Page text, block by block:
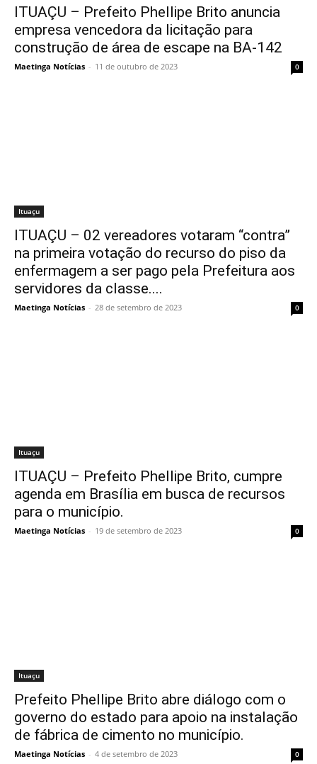
ITUAÇU – Prefeito Phellipe Brito anuncia
empresa vencedora da licitação para
construção de área de escape na BA-142
Maetinga Notícias - 11 de outubro de 2023 0
Ituaçu
ITUAÇU – 02 vereadores votaram “contra”
na primeira votação do recurso do piso da
enfermagem a ser pago pela Prefeitura aos
servidores da classe....
Maetinga Notícias - 28 de setembro de 2023 0
Ituaçu
ITUAÇU – Prefeito Phellipe Brito, cumpre
agenda em Brasília em busca de recursos
para o município.
Maetinga Notícias - 19 de setembro de 2023 0
Ituaçu
Prefeito Phellipe Brito abre diálogo com o
governo do estado para apoio na instalação
de fábrica de cimento no município.
Maetinga Notícias - 4 de setembro de 2023 0